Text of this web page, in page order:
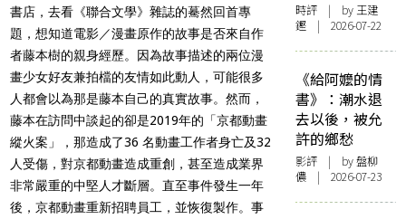
書店，去看《聯合文學》雜誌的驀然回首專
題，想知道電影／漫畫原作的故事是否來自作
者藤本樹的親身經歷。因為故事描述的兩位漫
畫少女好友兼拍檔的友情如此動人，可能很多
人都會以為那是藤本自己的真實故事。然而，
藤本在訪問中談起的卻是2019年的「京都動畫
縱火案」，那造成了36 名動畫工作者身亡及32
人受傷，對京都動畫造成重創，甚至造成業界
非常嚴重的中堅人才斷層。直至事件發生一年
後，京都動畫重新招聘員工，並恢復製作。事
時評 | by 王建
鏗 | 2026-07-22
《給阿嬤的情
書》：潮水退
去以後，被允
許的鄉愁
影評 | by 盤柳
儂 | 2026-07-23